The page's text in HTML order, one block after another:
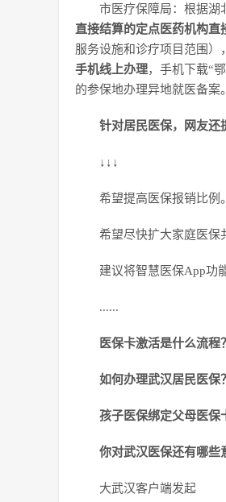
市医疗保障局：根据湖
直接结算的定点医药机构直
服务设施和诊疗项目范围
手机线上办理，手机下载“
的参保地办理异地就医备案。
针对居民医保，网友还
↓↓↓
希望提高医保报销比例。
希望尽快扩大家庭医保
建议将智慧医保App功
......
医保卡激活是什么流程？
如何办理武汉居民医保？
孩子医保绑定父母医保
你对武汉医保还有哪些
大武汉客户端发起